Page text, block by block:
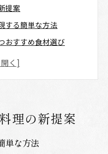
提案
する簡単な方法
おすすめ食材選び
で手軽な韓国料理体験
つかる本格韓国料理
味料の上手な選び方
理の新提案
単な方法